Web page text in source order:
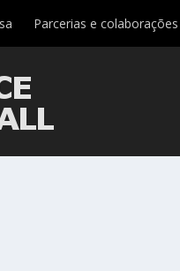
Parcerias e colaborações